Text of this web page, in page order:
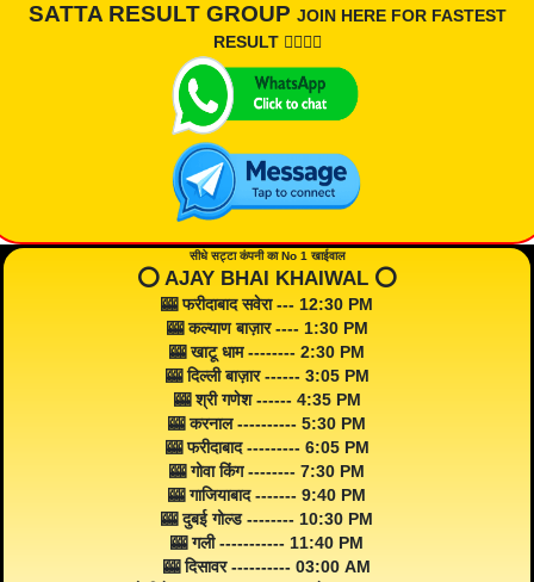
SATTA RESULT GROUP JOIN HERE FOR FASTEST
RESULT 👇🏾👇🏾
सीधे सट्टा कंपनी का No 1 खाईवाल
⭕️ AJAY BHAI KHAIWAL ⭕️
🎰 फरीदाबाद सवेरा --- 12:30 PM
🎰 कल्याण बाज़ार ---- 1:30 PM
🎰 खाटू धाम -------- 2:30 PM
🎰 दिल्ली बाज़ार ------ 3:05 PM
🎰 श्री गणेश ------ 4:35 PM
🎰 करनाल ---------- 5:30 PM
🎰 फरीदाबाद --------- 6:05 PM
🎰 गोवा किंग -------- 7:30 PM
🎰 गाजियाबाद ------- 9:40 PM
🎰 दुबई गोल्ड -------- 10:30 PM
🎰 गली ----------- 11:40 PM
🎰 दिसावर ---------- 03:00 AM